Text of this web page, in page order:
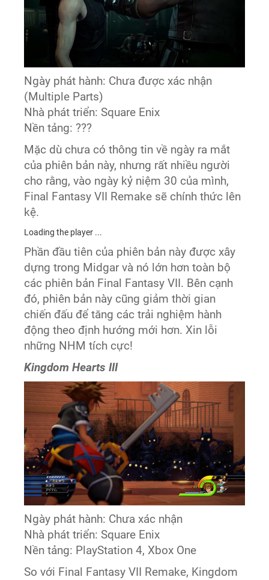
Ngày phát hành: Chưa được xác nhận
(Multiple Parts)
Nhà phát triển: Square Enix
Nền tảng: ???
Mặc dù chưa có thông tin về ngày ra mắt
của phiên bản này, nhưng rất nhiều người
cho rằng, vào ngày kỷ niệm 30 của mình,
Final Fantasy VII Remake sẽ chính thức lên
kệ.
Loading the player ...
Phần đầu tiên của phiên bản này được xây
dựng trong Midgar và nó lớn hơn toàn bộ
các phiên bản Final Fantasy VII. Bên cạnh
đó, phiên bản này cũng giảm thời gian
chiến đấu để tăng các trải nghiệm hành
động theo định hướng mới hơn. Xin lỗi
những NHM tích cực!
Kingdom Hearts III
Ngày phát hành: Chưa xác nhận
Nhà phát triển: Square Enix
Nền tảng: PlayStation 4, Xbox One
So với Final Fantasy VII Remake, Kingdom